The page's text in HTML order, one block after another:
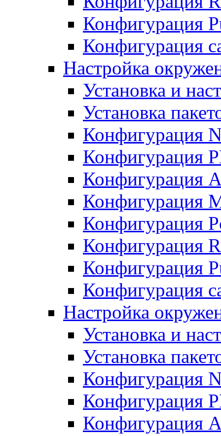
Конфигурация
Конфигурация
Настройка
Установка и
Установка
Конфигурация
Конфигурация
Конфигурация
Конфигурация
Конфигурация
Конфигурация
Конфигурация
Конфигурация
Настройка
Установка и
Установка
Конфигурация
Конфигурация
Конфигурация